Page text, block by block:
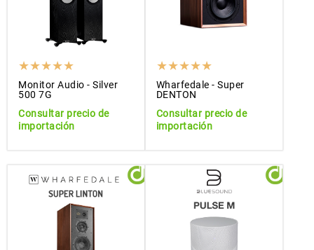
Monitor Audio - Silver
500 7G
Consultar precio de
importación
Wharfedale - Super
DENTON
Consultar precio de
importación